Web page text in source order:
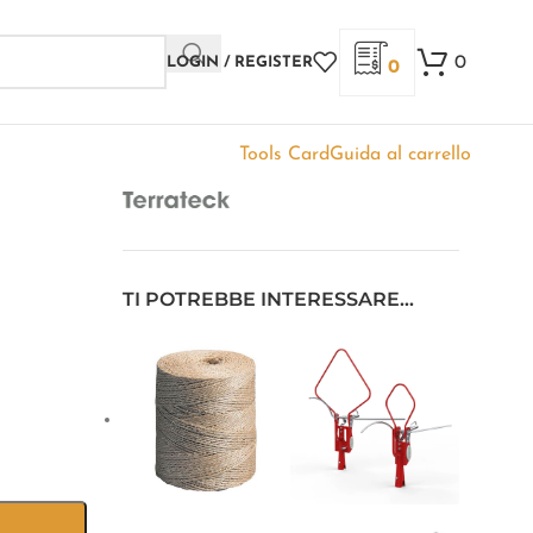
LOGIN / REGISTER 0 0
Tools CardGuida al carrello
TI POTREBBE INTERESSARE…